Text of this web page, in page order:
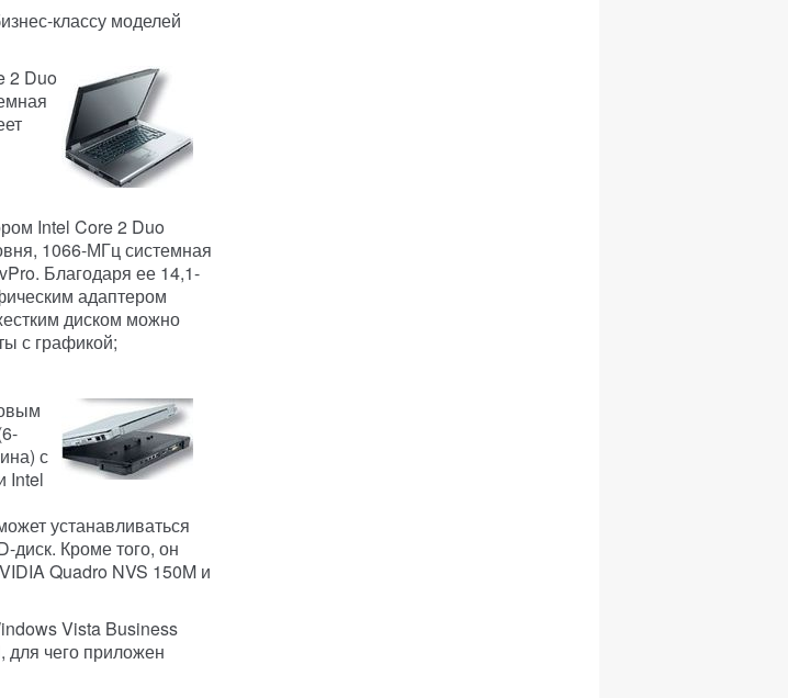
классу моделей
2 Duo
Intel Core 2 Duo
1066-МГц системная
Благодаря ее 14,1-
адаптером
диском можно
с графикой;
с
Intel
устанавливаться
диск. Кроме того, он
Quadro NVS 150M и
Vista Business
чего приложен